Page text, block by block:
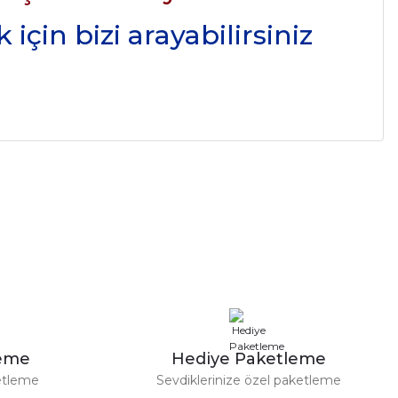
için bizi arayabilirsiniz
Hediye Paketleme
Sevdiklerinize özel paketleme